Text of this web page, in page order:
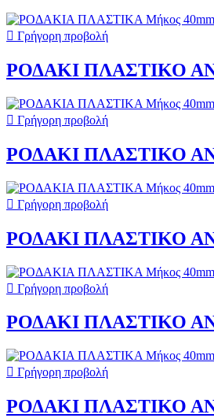
 Γρήγορη προβολή
ΡΟΔΑΚΙ ΠΛΑΣΤΙΚΟ
 Γρήγορη προβολή
ΡΟΔΑΚΙ ΠΛΑΣΤΙΚΟ
 Γρήγορη προβολή
ΡΟΔΑΚΙ ΠΛΑΣΤΙΚΟ
 Γρήγορη προβολή
ΡΟΔΑΚΙ ΠΛΑΣΤΙΚΟ
 Γρήγορη προβολή
ΡΟΔΑΚΙ ΠΛΑΣΤΙΚΟ